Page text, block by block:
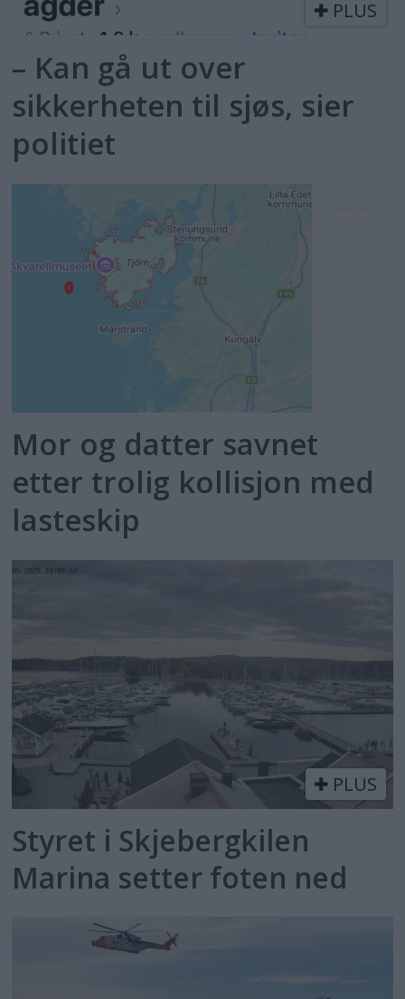
PLUS
– Kan gå ut over
sikkerheten til sjøs, sier
politiet
Mor og datter savnet
etter trolig kollisjon med
lasteskip
PLUS
Styret i Skjebergkilen
Marina setter foten ned